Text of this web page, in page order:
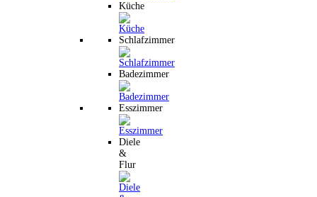
Küche
Schlafzimmer
Badezimmer
Esszimmer
Diele
&
Flur